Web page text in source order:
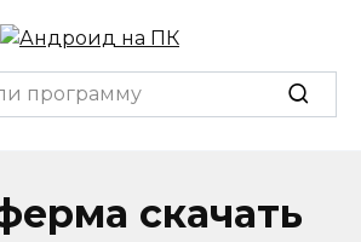
Search
for:
скачать